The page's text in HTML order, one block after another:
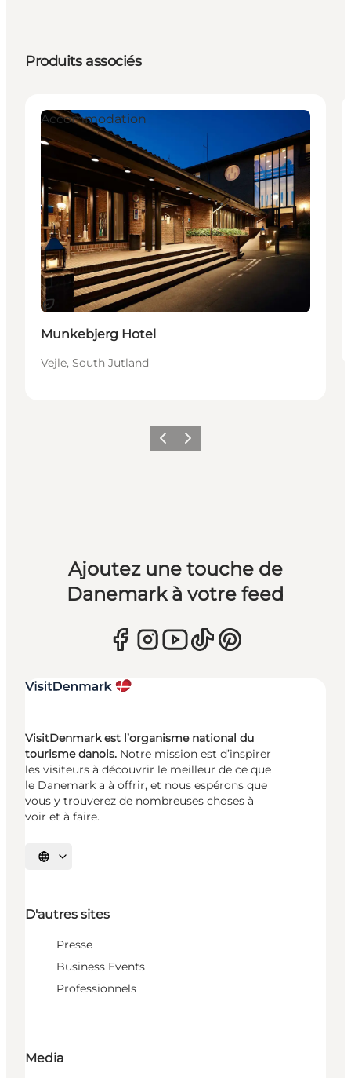
Produits associés
Durable
Accommodation
Munkebjerg Hotel
Vejle, South Jutland
PrécédentSuivant
Ajoutez une touche de
Danemark à votre feed
VisitDenmark est l’organisme national du
tourisme danois. Notre mission est d’inspirer
les visiteurs à découvrir le meilleur de ce que
le Danemark a à offrir, et nous espérons que
vous y trouverez de nombreuses choses à
voir et à faire.
Choisissez la langue
D'autres sites
Presse
Business Events
Professionnels
Media